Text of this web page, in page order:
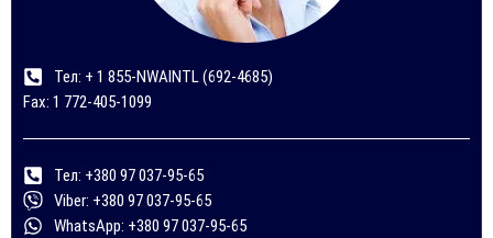
Тел: + 1 855-NWAINTL (692-4685)
Fax: 1 772-405-1099
Тел: +380 97 037-95-65
Viber: +380 97 037-95-65
WhatsApp: +380 97 037-95-65